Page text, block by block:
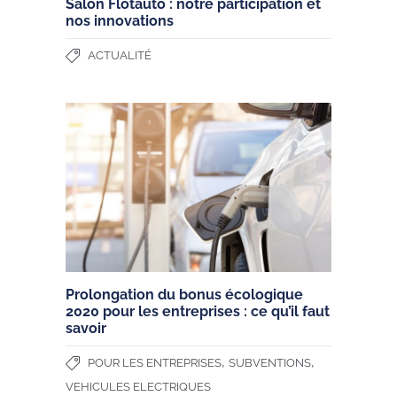
Salon Flotauto : notre participation et
nos innovations
ACTUALITÉ
Prolongation du bonus écologique
2020 pour les entreprises : ce qu’il faut
savoir
POUR LES ENTREPRISES, SUBVENTIONS,
VEHICULES ELECTRIQUES